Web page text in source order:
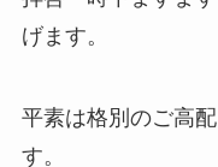
げます。
平素は格別のご高
す。